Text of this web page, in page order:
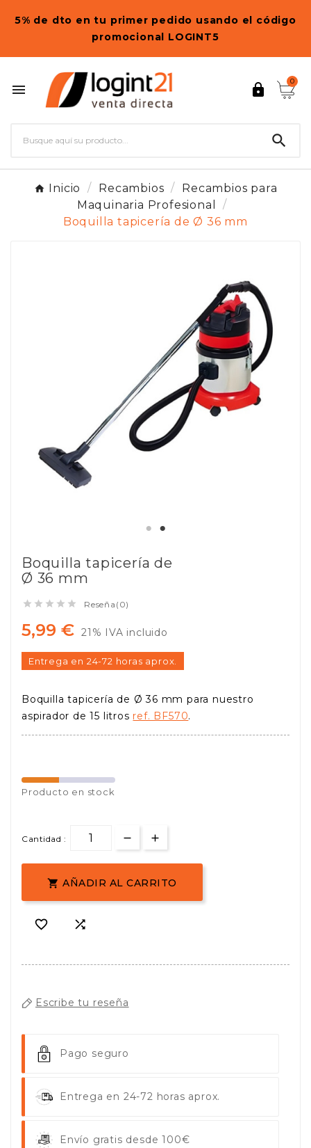
5% de dto en tu primer pedido usando el código
promocional LOGINT5
 
0

Inicio Recambios
Recambios para
Maquinaria Profesional
Boquilla tapicería de Ø 36 mm
Boquilla tapicería de
Ø 36 mm
     Reseña(0)
5,99 € 21% IVA incluido
Entrega en 24-72 horas aprox.
Boquilla tapicería de Ø 36 mm para nuestro
aspirador de 15 litros ref. BF570.
Producto en stock
Cantidad :
 AÑADIR AL CARRITO
 
Escribe tu reseña
Pago seguro
Entrega en 24-72 horas aprox.
Envío gratis desde 100€